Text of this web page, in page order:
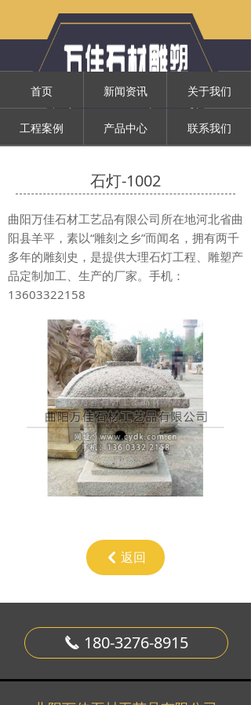
首页 新闻资讯 关于我们
工程案例 产品中心 联系我们
曲阳万佳石材工艺品有限公司所在地河北省曲
阳县羊平，素以“雕刻之乡”而闻名，拥有两千
多年的雕刻史，是提供大理石灯工程、雕塑产
品定制加工、生产的厂家。手机：
13603322158
石灯-1002
낒 返回
끅 180-3276-8915